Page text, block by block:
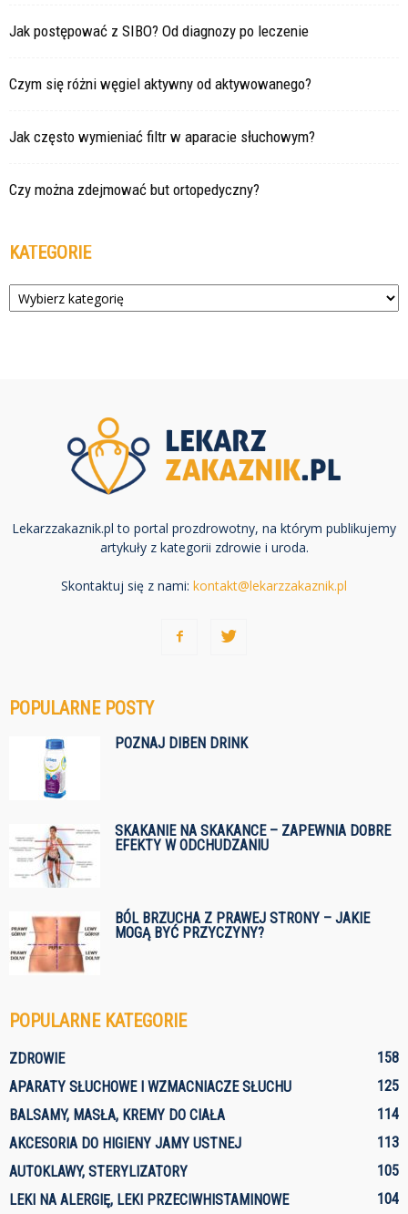
Jak postępować z SIBO? Od diagnozy po leczenie
Czym się różni węgiel aktywny od aktywowanego?
Jak często wymieniać filtr w aparacie słuchowym?
Czy można zdejmować but ortopedyczny?
KATEGORIE
Kategorie
Lekarzzakaznik.pl to portal prozdrowotny, na którym publikujemy
artykuły z kategorii zdrowie i uroda.
Skontaktuj się z nami: kontakt@lekarzzakaznik.pl
POPULARNE POSTY
POZNAJ DIBEN DRINK
SKAKANIE NA SKAKANCE – ZAPEWNIA DOBRE
EFEKTY W ODCHUDZANIU
BÓL BRZUCHA Z PRAWEJ STRONY – JAKIE
MOGĄ BYĆ PRZYCZYNY?
POPULARNE KATEGORIE
ZDROWIE
158
APARATY SŁUCHOWE I WZMACNIACZE SŁUCHU
125
BALSAMY, MASŁA, KREMY DO CIAŁA
114
AKCESORIA DO HIGIENY JAMY USTNEJ
113
AUTOKLAWY, STERYLIZATORY
105
LEKI NA ALERGIĘ, LEKI PRZECIWHISTAMINOWE
104